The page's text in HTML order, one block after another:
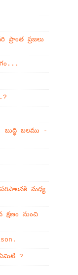
ప్రజలు
బలము -
మధ్య
నుంచి
ఏమిటి ?